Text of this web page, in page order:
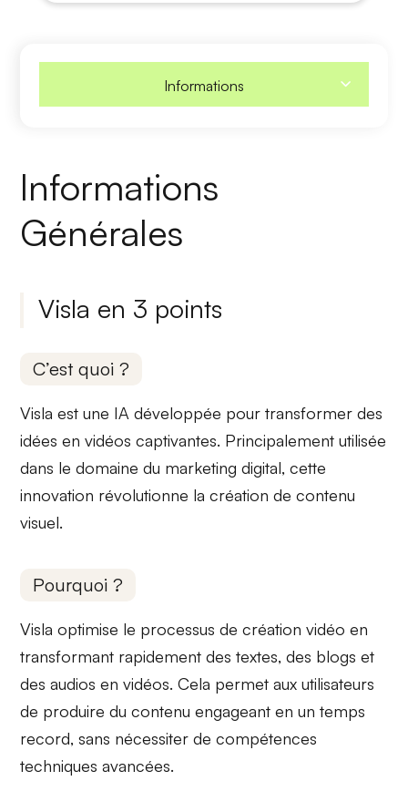
Informations
Informations
Générales
Visla en 3 points
C’est quoi ?
Visla est une IA développée pourtransformer des
idées en vidéos captivantes. Principalement utilisée
dans le domaine du marketing digital, cette
innovation révolutionne la création de contenu
visuel.
Pourquoi ?
Visla optimise le processus de création vidéo en
transformant rapidement des textes, des blogs et
des audios en vidéos. Cela permet aux utilisateurs
de produire du contenu engageant en un temps
record, sans nécessiter de compétences
techniques avancées.